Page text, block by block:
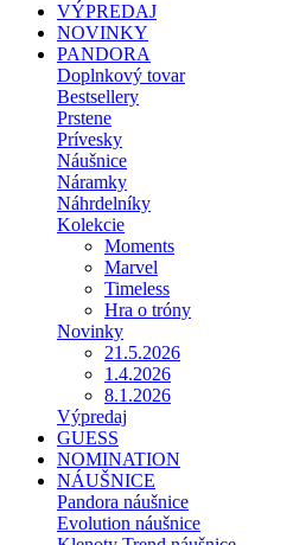
VÝPREDAJ
NOVINKY
PANDORA
Doplnkový tovar
Bestsellery
Prstene
Prívesky
Náušnice
Náramky
Náhrdelníky
Kolekcie
Moments
Marvel
Timeless
Hra o tróny
Novinky
21.5.2026
1.4.2026
8.1.2026
Výpredaj
GUESS
NOMINATION
NÁUŠNICE
Pandora náušnice
Evolution náušnice